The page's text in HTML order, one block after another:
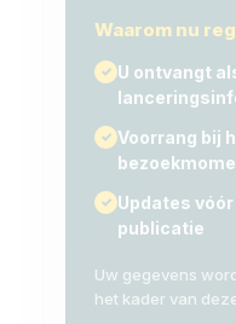
Waarom nu
U ontvangt
Voorrang bij
Updates
publicatie
Uw gegevens
het kader van